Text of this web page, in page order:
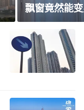
没早知道！